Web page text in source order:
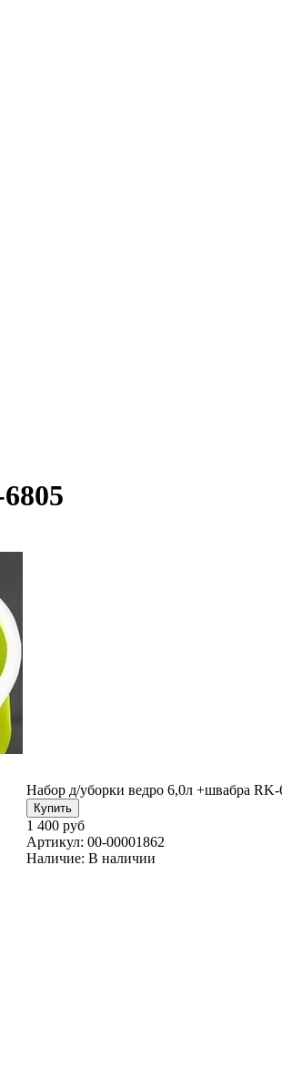
Набор д/уборки ведро 6,0л +швабра RK-
1 400 руб
Артикул: 00-00001862
Наличие: В наличии